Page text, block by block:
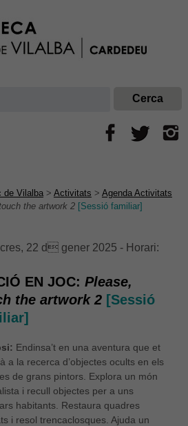
de Vilalba> Activitats > Agenda Activitats
the artwork 2 [Sessió familiar]
22 d gener 2025 - Horari:
EN JOC:Please,
the artwork 2 [Sessió
Endinsa’t en una aventura que et
a la recerca d’objectes ocults en els
de grans pintors. Explora un món
i recull objectes per a uns
habitants. Restaura quadres
i resol trencaclosques. Ajuda un